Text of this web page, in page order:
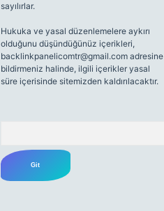
sayılırlar.
Hukuka ve yasal düzenlemelere aykırı
olduğunu düşündüğünüz içerikleri,
backlinkpanelicomtr@gmail.comadresine
bildirmeniz halinde, ilgili içerikler yasal
süre içerisinde sitemizden kaldırılacaktır.